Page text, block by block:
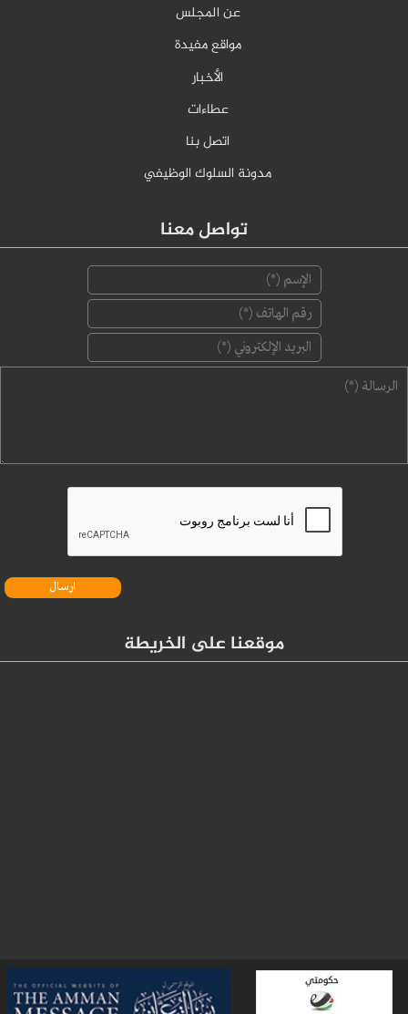
عن المجلس
مواقع مفيدة
الأخبار
عطاءات
اتصل بنا
مدونة السلوك الوظيفي
تواصل معنا
‏البريد الإلكتروني ‏*
موقعنا على الخريطة